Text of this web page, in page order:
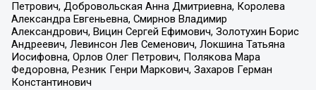
Петрович, Добровольская Анна Дмитриевна, Королева
Александра Евгеньевна, Смирнов Владимир
Александрович, Вицин Сергей Ефимович, Золотухин Борис
Андреевич, Левинсон Лев Семенович, Локшина Татьяна
Иосифовна, Орлов Олег Петрович, Полякова Мара
Федоровна, Резник Генри Маркович, Захаров Герман
Константинович